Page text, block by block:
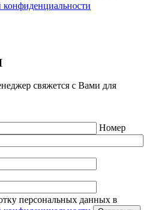
свяжется с Вами для
Номер
персональных данных в